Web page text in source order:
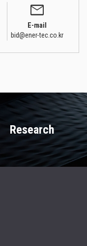
mail
E-mail
bid@ener-tec.co.kr
Research